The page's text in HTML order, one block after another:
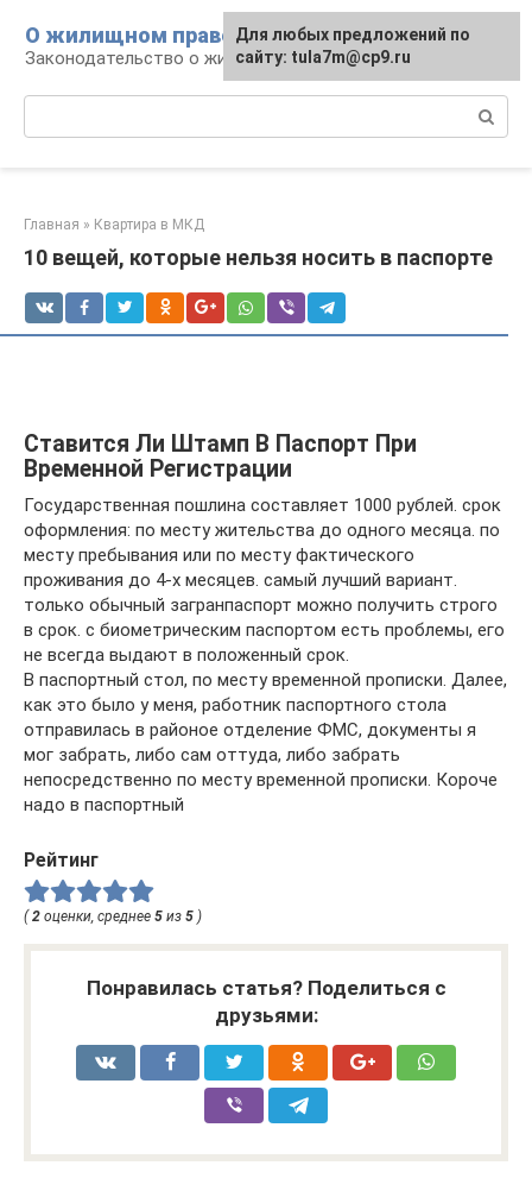
контенту
О жилищном праве
Законодательство о жилье и земле
Главная » Квартира в МКД
10 вещей, которые нельзя носить в паспорте
Ставится Ли Штамп В Паспорт При
Временной Регистрации
Государственная пошлина составляет 1000 рублей. срок
оформления: по месту жительства до одного месяца. по
месту пребывания или по месту фактического
проживания до 4-х месяцев. самый лучший вариант.
только обычный загранпаспорт можно получить строго
в срок. с биометрическим паспортом есть проблемы, его
не всегда выдают в положенный срок.
В паспортный стол, по месту временной прописки. Далее,
как это было у меня, работник паспортного стола
отправилась в районое отделение ФМС, документы я
мог забрать, либо сам оттуда, либо забрать
непосредственно по месту временной прописки. Короче
надо в паспортный
Рейтинг
(2 оценки, среднее 5 из 5 )
Понравилась статья? Поделиться с
друзьями:
Для любых предложений по
сайту: tula7m@cp9.ru